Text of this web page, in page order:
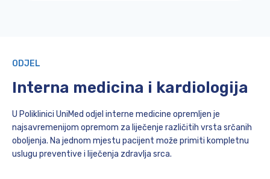
ODJEL
Interna medicina i kardiologija
U Poliklinici UniMed odjel interne medicine opremljen je
najsavremenijom opremom za liječenje različitih vrsta srčanih
oboljenja. Na jednom mjestu pacijent može primiti kompletnu
uslugu preventive i liječenja zdravlja srca.